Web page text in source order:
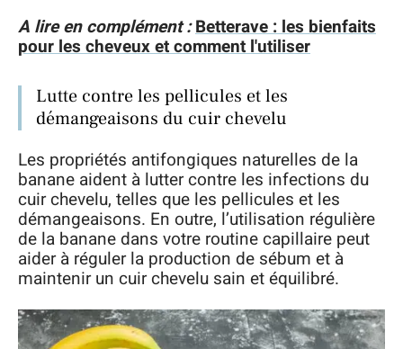
A lire en complément : Betterave : les bienfaits
pour les cheveux et comment l'utiliser
Lutte contre les pellicules et les
démangeaisons du cuir chevelu
Les propriétés antifongiques naturelles de la
banane aident à lutter contre les infections du
cuir chevelu, telles que les pellicules et les
démangeaisons. En outre, l’utilisation régulière
de la banane dans votre routine capillaire peut
aider à réguler la production de sébum et à
maintenir un cuir chevelu sain et équilibré.